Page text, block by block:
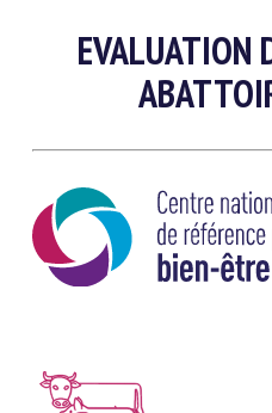
EVALUATION
Select language
Veuillez remplir le formulaire ci-
notre newsletter :
Prénom *